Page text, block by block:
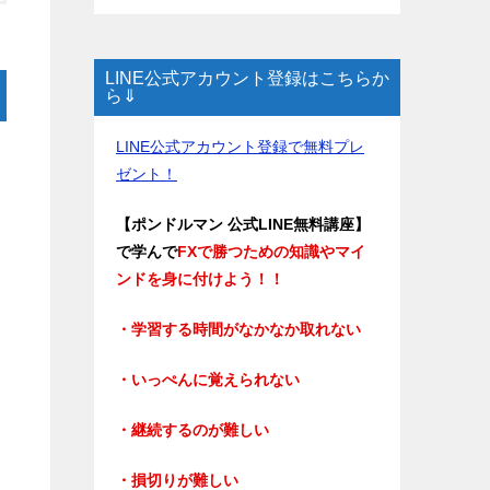
LINE公式アカウント登録はこちらか
ら⇓
LINE公式アカウント登録で無料プレ
ゼント！
【ポンドルマン 公式LINE無料講座】
で学んでFXで勝つための知識やマイ
ンドを身に付けよう！！
・学習する時間がなかなか取れない
・いっぺんに覚えられない
・継続するのが難しい
・損切りが難しい